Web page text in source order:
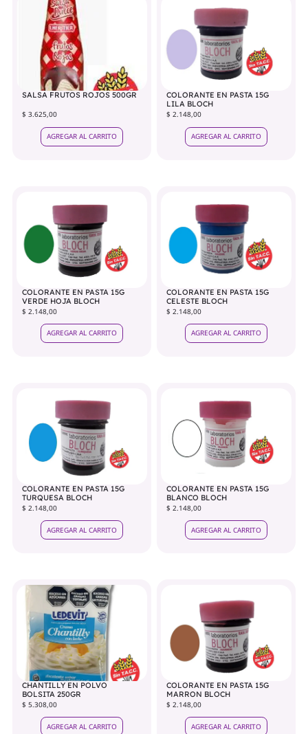
SALSA FRUTOS ROJOS 500GR
$ 3.625,00
AGREGAR AL CARRITO
COLORANTE EN PASTA 15G
LILA BLOCH
$ 2.148,00
AGREGAR AL CARRITO
COLORANTE EN PASTA 15G
VERDE HOJA BLOCH
$ 2.148,00
AGREGAR AL CARRITO
COLORANTE EN PASTA 15G
CELESTE BLOCH
$ 2.148,00
AGREGAR AL CARRITO
COLORANTE EN PASTA 15G
TURQUESA BLOCH
$ 2.148,00
AGREGAR AL CARRITO
COLORANTE EN PASTA 15G
BLANCO BLOCH
$ 2.148,00
AGREGAR AL CARRITO
CHANTILLY EN POLVO
BOLSITA 250GR
$ 5.308,00
AGREGAR AL CARRITO
COLORANTE EN PASTA 15G
MARRON BLOCH
$ 2.148,00
AGREGAR AL CARRITO